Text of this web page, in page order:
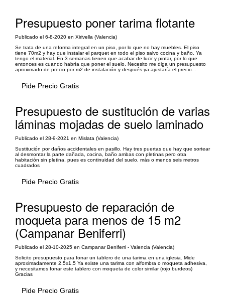
Presupuesto poner tarima flotante
Publicado el 6-8-2020 en Xirivella (Valencia)
Se trata de una reforma integral en un piso, por lo que no hay muebles. El piso
tiene 70m2 y hay que instalar el parquet en todo el piso salvo cocina y baño. Ya
tengo el material. En 3 semanas tienen que acabar de lucir y pintar, por lo que
entonces es cuando habría que poner el suelo. Necesito me diga un presupuesto
aproximado de precio por m2 de instalación y después ya ajustaría el precio...
Pide Precio Gratis
Presupuesto de sustitución de varias
láminas mojadas de suelo laminado
Publicado el 28-9-2021 en Mislata (Valencia)
Sustitución por daños accidentales en pasillo. Hay tres puertas que hay que sortear
al desmontar la parte dañada, cocina, baño ambas con pletinas pero otra
habitación sin pletina, pues es continuidad del suelo, más o menos seis metros
cuadrados
Pide Precio Gratis
Presupuesto de reparación de
moqueta para menos de 15 m2
(Campanar Beniferri)
Publicado el 28-10-2025 en Campanar Beniferri - Valencia (Valencia)
Solicito presupuesto para forrar un tablero de una tarima en una iglesia. Mide
aproximadamente 2,5x1,5 Ya existe una tarima con alfombra o moqueta adhesiva,
y necesitamos forrar este tablero con moqueta de color similar (rojo burdeos)
Gracias
Pide Precio Gratis